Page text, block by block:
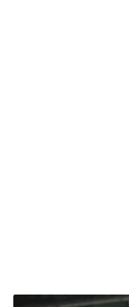
Cerignola-